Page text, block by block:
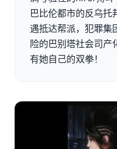
巴比伦都市的反乌托
遇抵达帮派，犯罪集
险的巴别塔社会司产
有她自己的双拳！